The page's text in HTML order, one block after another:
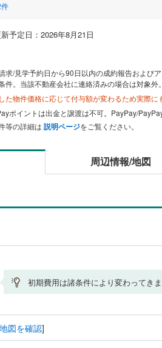
予定日：2026年8月21日
求/見学予約日から90日以内の成約報告および
件。当該不動産会社に連絡済みの場合は対象外。
た物件価格に応じて付与額が変わるため実際に
ポイントは出金と譲渡は不可。PayPay/
等の詳細は 説明ページをご覧ください。
周辺情報/地図
初期費用は諸条件により変わってき
地図を確認]